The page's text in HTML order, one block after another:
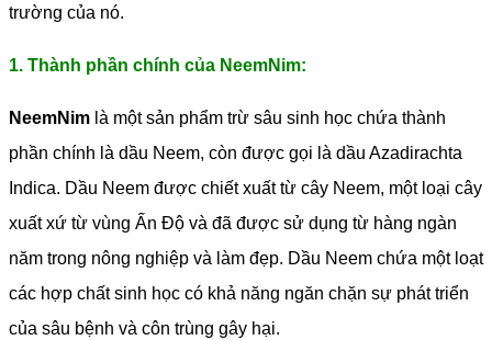
trường của nó.
1. Thành phần chính của NeemNim:
NeemNim là một sản phẩm trừ sâu sinh học chứa thành
phần chính là dầu Neem, còn được gọi là dầu Azadirachta
Indica. Dầu Neem được chiết xuất từ cây Neem, một loại cây
xuất xứ từ vùng Ấn Độ và đã được sử dụng từ hàng ngàn
năm trong nông nghiệp và làm đẹp. Dầu Neem chứa một loạt
các hợp chất sinh học có khả năng ngăn chặn sự phát triển
của sâu bệnh và côn trùng gây hại.